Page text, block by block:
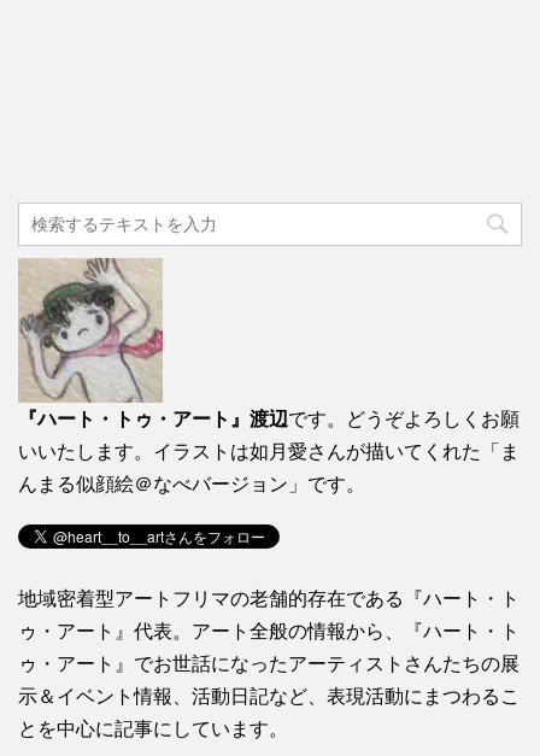
『ハート・トゥ・アート』渡辺です。どうぞよろしくお願
いいたします。イラストは如月愛さんが描いてくれた「ま
んまる似顔絵＠なべバージョン」です。
地域密着型アートフリマの老舗的存在である『ハート・ト
ゥ・アート』代表。アート全般の情報から、『ハート・ト
ゥ・アート』でお世話になったアーティストさんたちの展
示＆イベント情報、活動日記など、表現活動にまつわるこ
とを中心に記事にしています。